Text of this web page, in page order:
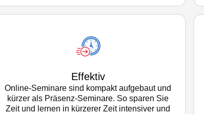
Effektiv
Online-Seminare sind kompakt aufgebaut und
kürzer als Präsenz-Seminare. So sparen Sie
Zeit und lernen in kürzerer Zeit intensiver und